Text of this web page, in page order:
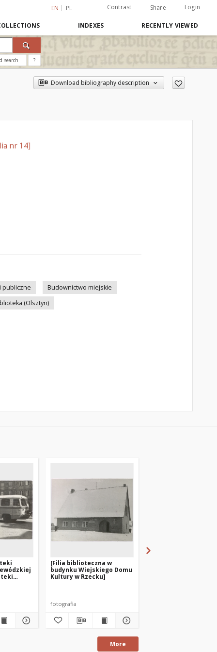
EN PL Contrast Share Login
INDEXES RECENTLY VIEWED
search ?
Download bibliography description
nr 14]
publiczne
Budownictwo miejskie
(Olsztyn)
[Filia biblioteczna w
budynku Wiejskiego Domu
Kultury w Rzecku]
fotografia
More